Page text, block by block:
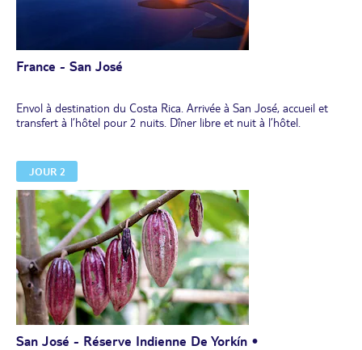
France - San José
Envol à destination du Costa Rica. Arrivée à San José, accueil et
transfert à l’hôtel pour 2 nuits. Dîner libre et nuit à l’hôtel.
JOUR 2
San José - Réserve Indienne De Yorkín •